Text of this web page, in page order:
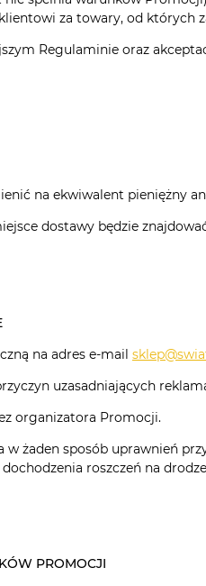
Tapeta 8746-04 Le Grand
za towary, od których
Regulaminie oraz
na ekwiwalent pieniężny
dostawy będzie
na adres e-mail
uzasadniających
organizatora Promocji.
żaden sposób uprawnień
roszczeń na
PROMOCJI